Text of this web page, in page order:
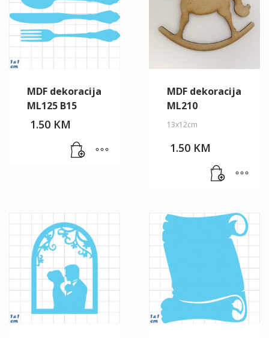
MDF dekoracija
ML125 B15
1.50 KM
MDF dekoracija
ML210
13x12cm
1.50 KM